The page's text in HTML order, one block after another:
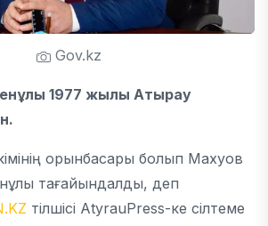
Gov.kz
1977 жылы Атырау
орынбасары болып Махуов
тағайындалды, деп
тілшісі AtyrauPress-ке сілтеме